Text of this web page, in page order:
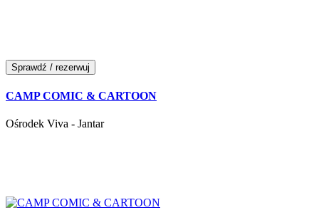
Sprawdź / rezerwuj
CAMP COMIC & CARTOON
Ośrodek Viva - Jantar